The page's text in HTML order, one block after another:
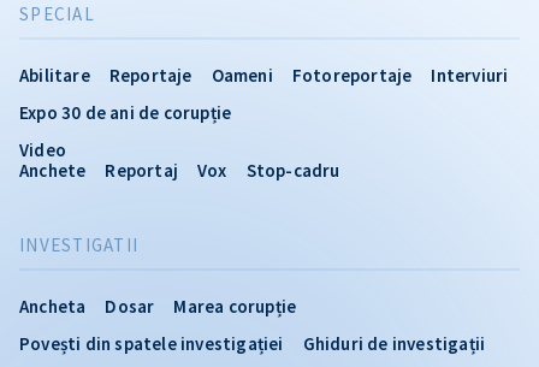
INVESTIGATII
Ancheta Dosar
Marea corupție
Povești din spatele investigației
Ghiduri de investigații
SPECIAL
Abilitare Reportaje Oameni Fotoreportaje
Interviuri
Expo 30 de ani de corupție
Video
Anchete
Reportaj Vox Stop-cadru